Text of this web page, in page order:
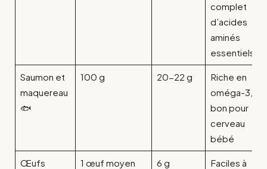
complet
d’acides
aminés
essentiels
Saumon et
maquereau
🐟
100 g 20-22 g
Riche en
oméga-3,
bon pour
cerveau
bébé
Œufs 1 œuf moyen 6 g Faciles à